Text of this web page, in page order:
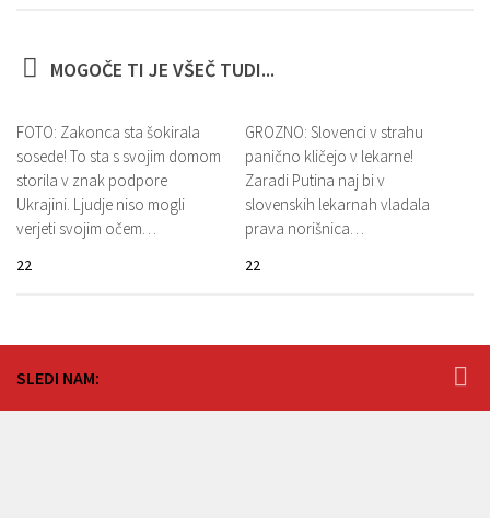
MOGOČE TI JE VŠEČ TUDI...
FOTO: Zakonca sta šokirala
sosede! To sta s svojim domom
storila v znak podpore
Ukrajini. Ljudje niso mogli
verjeti svojim očem…
22
GROZNO: Slovenci v strahu
panično kličejo v lekarne!
Zaradi Putina naj bi v
slovenskih lekarnah vladala
prava norišnica…
22
SLEDI NAM: